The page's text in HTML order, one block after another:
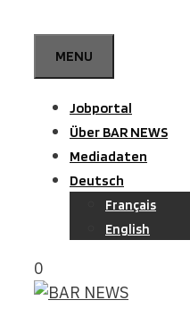
springen
MENU
Jobportal
Über BAR NEWS
Mediadaten
Deutsch
Français
English
0